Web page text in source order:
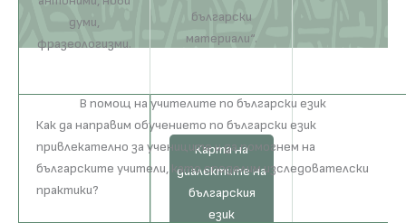
думи,
фразеологизми.
български
материали“.
Карта на
диалектите на
българския
език
В помощ на учителите по български език
Как да направим обучението по български език
привлекателно за учениците и да помогнем на
българските учители, като споделим изследователски
практики?